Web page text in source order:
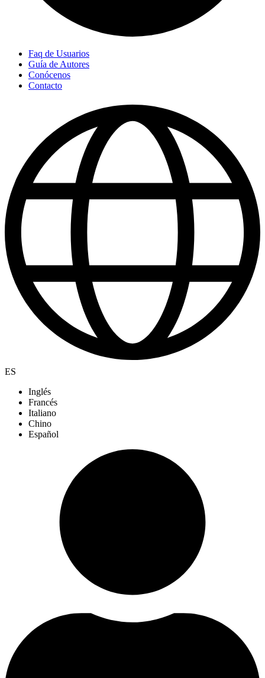
Faq de Usuarios
Guía de Autores
Conócenos
Contacto
ES
Inglés
Francés
Italiano
Chino
Español